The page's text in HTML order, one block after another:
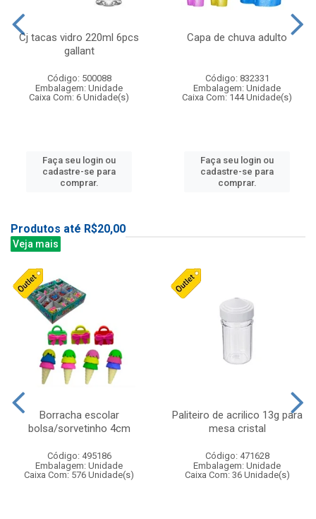
Cj tacas vidro 220ml 6pcs
gallant
Código: 500088
Embalagem: Unidade
Caixa Com: 6 Unidade(s)
Faça seu login ou
cadastre-se para
comprar.
Capa de chuva adulto
Código: 832331
Embalagem: Unidade
Caixa Com: 144 Unidade(s)
Faça seu login ou
cadastre-se para
comprar.
Produtos até R$20,00
Veja mais
Borracha escolar
bolsa/sorvetinho 4cm
Código: 495186
Embalagem: Unidade
Caixa Com: 576 Unidade(s)
Paliteiro de acrilico 13g para
mesa cristal
Código: 471628
Embalagem: Unidade
Caixa Com: 36 Unidade(s)